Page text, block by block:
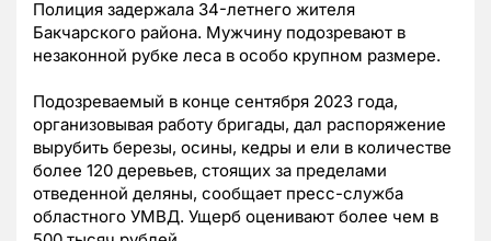
Полиция задержала 34-летнего жителя
Бакчарского района. Мужчину подозревают в
незаконной рубке леса в особо крупном размере.
Подозреваемый в конце сентября 2023 года,
организовывая работу бригады, дал распоряжение
вырубить березы, осины, кедры и ели в количестве
более 120 деревьев, стоящих за пределами
отведенной деляны, сообщает пресс-служба
областного УМВД. Ущерб оценивают более чем в